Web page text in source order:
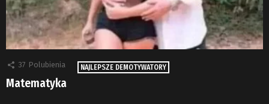
37 Polubienia NAJLEPSZE DEMOTYWATORY
Matematyka